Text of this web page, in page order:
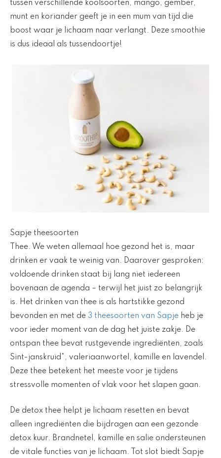
tussen verschillende koolsoorten, mango, gember,
munt en koriander geeft je in een mum van tijd die
boost waar je lichaam naar verlangt. Deze smoothie
is dus ideaal als tussendoortje!
Sapje theesoorten
Thee. We weten allemaal hoe gezond het is, maar
drinken er vaak te weinig van. Daarover gesproken:
voldoende drinken staat bij lang niet iedereen
bovenaan de agenda – terwijl het juist zo belangrijk
is. Het drinken van thee is als hartstikke gezond
bevonden en met de 3 theesoorten van Sapje heb je
voor ieder moment van de dag het juiste zakje. De
ontspan thee bevat rustgevende ingrediënten, zoals
Sint-janskruid*, valeriaanwortel, kamille en lavendel.
Deze thee betekent het meeste voor je tijdens
stressvolle momenten of vlak voor het slapen gaan.
De detox thee helpt je lichaam resetten en bevat
alleen ingrediënten die bijdragen aan een gezonde
detox kuur. Brandnetel, kamille en salie ondersteunen
de vitale functies van je lichaam. Tot slot biedt Sapje